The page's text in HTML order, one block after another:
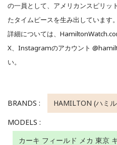
の一員として、アメリカンスピリッ
たタイムピースを生み出しています。
詳細については、
X、Instagramのアカウント
い。
BRANDS :
HAMILTON (ハミ
MODELS :
カーキ フィールド メカ 東京